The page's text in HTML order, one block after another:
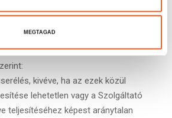
MEGTAGAD
igényeket
Törvénykönyvről szóló 2013. évi V.
kivéve, ha az ezek közül
lehetetlen vagy a Szolgáltató
teljesítéséhez képest aránytalan